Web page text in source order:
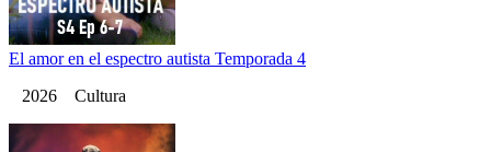
El amor en el espectro autista Temporada 4
2026 Cultura